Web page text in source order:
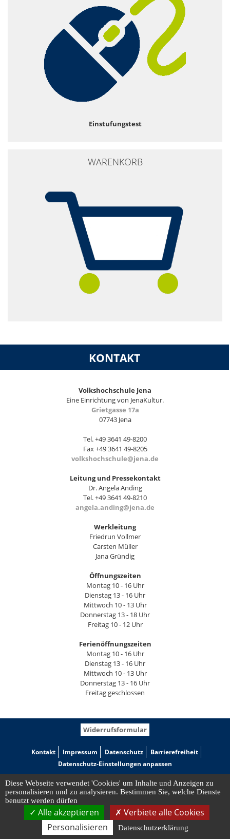
Einstufungstest
WARENKORB
KONTAKT
Volkshochschule Jena
Eine Einrichtung von JenaKultur.
Grietgasse 17a
07743 Jena
Tel. +49 3641 49-8200
Fax +49 3641 49-8205
volkshochschule@jena.de
Leitung und Pressekontakt
Dr. Angela Anding
Tel. +49 3641 49-8210
angela.anding@jena.de
Werkleitung
Friedrun Vollmer
Carsten Müller
Jana Gründig
Öffnungszeiten
Montag 10 - 16 Uhr
Dienstag 13 - 16 Uhr
Mittwoch 10 - 13 Uhr
Donnerstag 13 - 18 Uhr
Freitag 10 - 12 Uhr
Ferienöffnungszeiten
Montag 10 - 16 Uhr
Dienstag 13 - 16 Uhr
Mittwoch 10 - 13 Uhr
Donnerstag 13 - 16 Uhr
Freitag geschlossen
Widerrufsformular
Kontakt Impressum Datenschutz
Barrierefreiheit
Datenschutz-Einstellungen anpassen
Diese Webseite verwendet 'Cookies' um Inhalte und Anzeigen zu
personalisieren und zu analysieren. Bestimmen Sie, welche Dienste
benutzt werden dürfen
Alle akzeptieren
Verbiete alle Cookies
Personalisieren
Datenschutzerklärung